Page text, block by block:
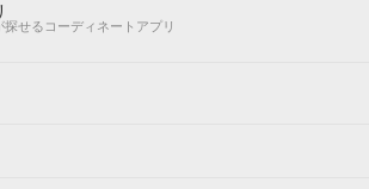
せるコーディネートアプリ